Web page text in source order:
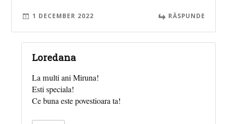
1 DECEMBER 2022 RĂSPUNDE
Loredana
La multi ani Miruna!
Esti speciala!
Ce buna este povestioara ta!